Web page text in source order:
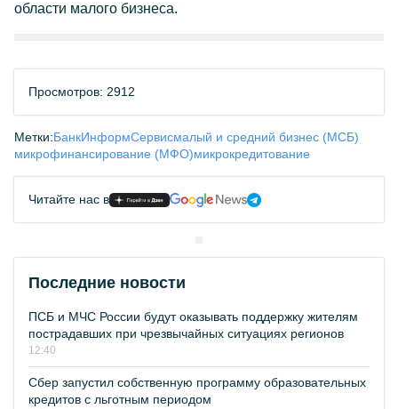
области малого бизнеса.
Просмотров: 2912
Метки:БанкИнформСервисмалый и средний бизнес (МСБ)
микрофинансирование (МФО)микрокредитование
Читайте нас в
Последние новости
ПСБ и МЧС России будут оказывать поддержку жителям
пострадавших при чрезвычайных ситуациях регионов
12:40
Сбер запустил собственную программу образовательных
кредитов с льготным периодом